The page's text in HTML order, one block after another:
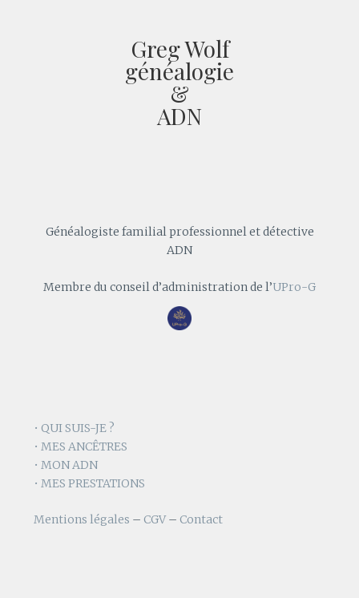
Greg Wolf
généalogie
&
ADN
Généalogiste familial professionnel et détective
ADN
Membre du conseil d’administration de l’UPro-G
• QUI SUIS-JE ?
• MES ANCÊTRES
• MON ADN
• MES PRESTATIONS
Mentions légales – CGV– Contact